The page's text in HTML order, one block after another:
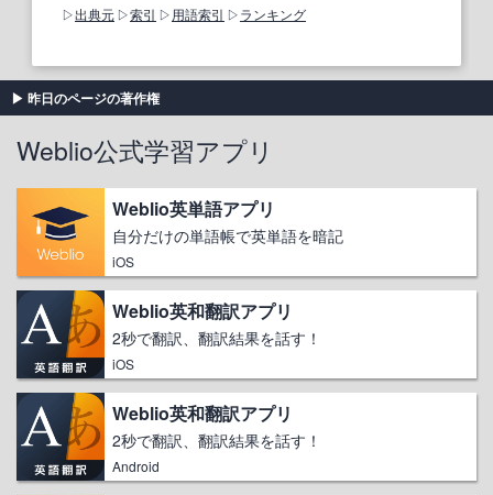
出典元 索引 用語索引 ランキング
昨日のページの著作権
Weblio公式学習アプリ
Weblio英単語アプリ
自分だけの単語帳で英単語を暗記
iOS
Weblio英和翻訳アプリ
2秒で翻訳、翻訳結果を話す！
iOS
Weblio英和翻訳アプリ
2秒で翻訳、翻訳結果を話す！
Android